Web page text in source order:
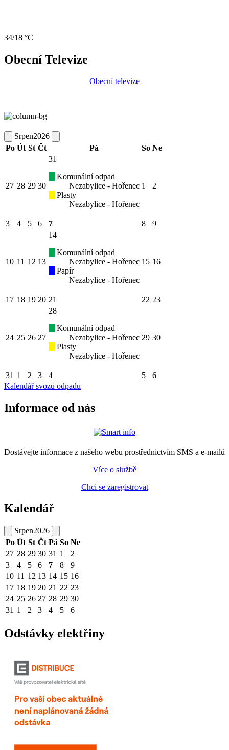
34/18 °C
Obecní Televize
Obecní televize
Srpen2026
Po Út St Čt Pá So Ne
27 28 29 30
31
Komunální odpad
Nezabylice - Hořenec
Plasty
Nezabylice - Hořenec
1 2
3 4 5 6 7 8 9
10 11 12 13
14
Komunální odpad
Nezabylice - Hořenec
Papír
Nezabylice - Hořenec
15 16
17 18 19 20 21 22 23
24 25 26 27
28
Komunální odpad
Nezabylice - Hořenec
Plasty
Nezabylice - Hořenec
29 30
31 1 2 3 4 5
6
Kalendář svozu odpadu
Informace od nás
Dostávejte informace z našeho webu prostřednictvím SMS a e-mailů
Více o službě
Chci se zaregistrovat
Kalendář
Srpen2026
Po Út St Čt Pá So Ne
27 28 29 30 31 1
2
3
4 5 6 7 8
9
10 11 12 13 14 15 16
17 18 19 20 21 22 23
24 25 26 27 28 29 30
31 1 2 3 4 5 6
Odstávky elektřiny